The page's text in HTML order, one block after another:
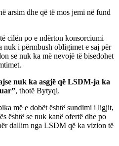
arsim dhe që të mos jemi në fund
cilën po e ndërton konsorciumi
i përmbush obligimet e saj për
se nuk ka më nevojë të bisedohet
nuk ka asgjë që LSDM-ja ka
, thotë Bytyqi.
më e dobët është sundimi i ligjit,
është se nuk kanë ofertë dhe po
dallim nga LSDM që ka vizion të